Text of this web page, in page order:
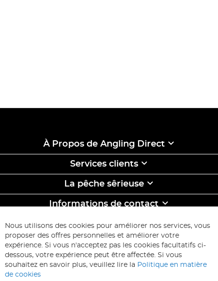
À Propos de Angling Direct
Services clients
La pêche sêrieuse
Informations de contact
ABONNEZ-VOUS & ECONOMISEZ
Inscription
à
d’information
:
Inscription
Nous utilisons des cookies pour améliorer nos services, vous
proposer des offres personnelles et améliorer votre
expérience. Si vous n'acceptez pas les cookies facultatifs ci-
dessous, votre expérience peut être affectée. Si vous
souhaitez en savoir plus, veuillez lire la Politique en matière
de cookies